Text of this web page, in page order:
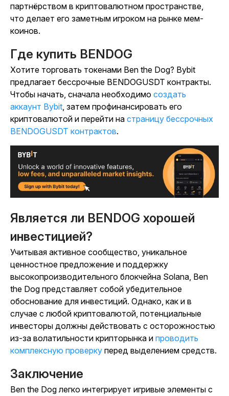
партнёрством в криптовалютном пространстве,
что делает его заметным игроком на рынке мем-
коинов.
Где купить BENDOG
Хотите торговать токенами Ben the Dog? Bybit
предлагает бессрочные BENDOGUSDT контракты.
Чтобы начать, сначала необходимо создать
аккаунт Bybit, затем профинансировать его
криптовалютой и перейти на страницу бессрочных
BENDOGUSDT контрактов.
Является ли BENDOG хорошей
инвестицией?
Учитывая активное сообщество, уникальное
ценностное предложение и поддержку
высокопроизводительного блокчейна Solana, Ben
the Dog представляет собой убедительное
обоснование для инвестиций. Однако, как и в
случае с любой криптовалютой, потенциальные
инвесторы должны действовать с осторожностью
из-за волатильности крипторынка и проводить
комплексную проверку перед выделением средств.
Заключение
Ben the Dog легко интегрирует игривые элементы с